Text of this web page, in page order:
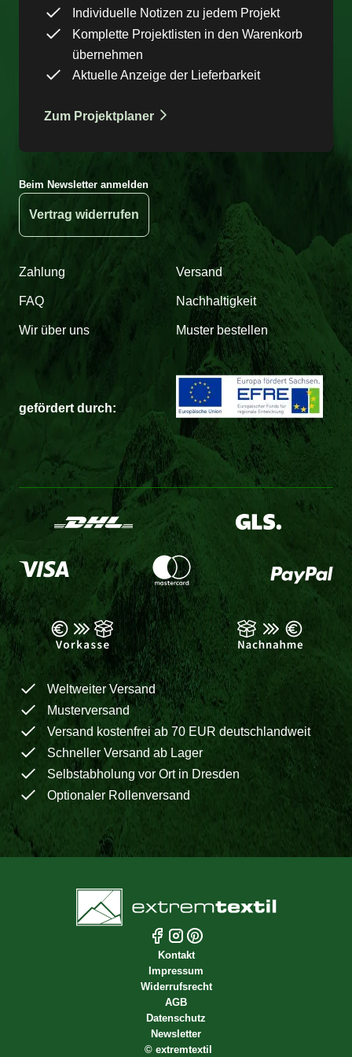
Individuelle Notizen zu jedem Projekt
Komplette Projektlisten in den Warenkorb
übernehmen
Aktuelle Anzeige der Lieferbarkeit
Zum Projektplaner
Beim Newsletter anmelden
Vertrag widerrufen
Zahlung Versand
FAQ Nachhaltigkeit
Wir über uns Muster bestellen
gefördert durch:
Weltweiter Versand
Musterversand
Versand kostenfrei ab 70 EUR deutschlandweit
Schneller Versand ab Lager
Selbstabholung vor Ort in Dresden
Optionaler Rollenversand
Kontakt
Impressum
Widerrufsrecht
AGB
Datenschutz
Newsletter
© extremtextil